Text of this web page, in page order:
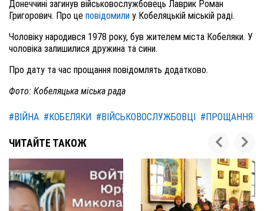
Донеччині загинув військовослужбовець Лаврик Роман
Григорович. Про це повідомили у Кобеляцькій міській раді.
Чоловіку народився 1978 року, був жителем міста Кобеляки. У
чоловіка залишилися дружина та сини.
Про дату та час прощання повідомлять додатково.
Фото: Кобеляцька міська рада
#ВІЙНА #КОБЕЛЯКИ #ВІЙСЬКОВОСЛУЖБОВЦІ #ПРОЩАННЯ
ЧИТАЙТЕ ТАКОЖ